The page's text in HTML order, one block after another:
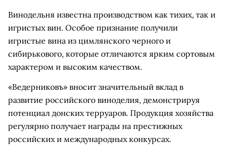
Винодельня известна производством как тихих, так и
игристых вин. Особое признание получили
игристые вина из цимлянского черного и
сибирькового, которые отличаются ярким сортовым
характером и высоким качеством.
«Ведерниковъ» вносит значительный вклад в
развитие российского виноделия, демонстрируя
потенциал донских терруаров. Продукция хозяйства
регулярно получает награды на престижных
российских и международных конкурсах.